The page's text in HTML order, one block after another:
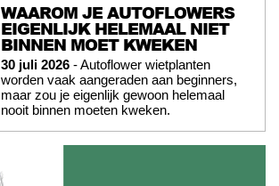
WAAROM JE AUTOFLOWERS
EIGENLIJK HELEMAAL NIET
BINNEN MOET KWEKEN
30 juli 2026 - Autoflower wietplanten
worden vaak aangeraden aan beginners,
maar zou je eigenlijk gewoon helemaal
nooit binnen moeten kweken.